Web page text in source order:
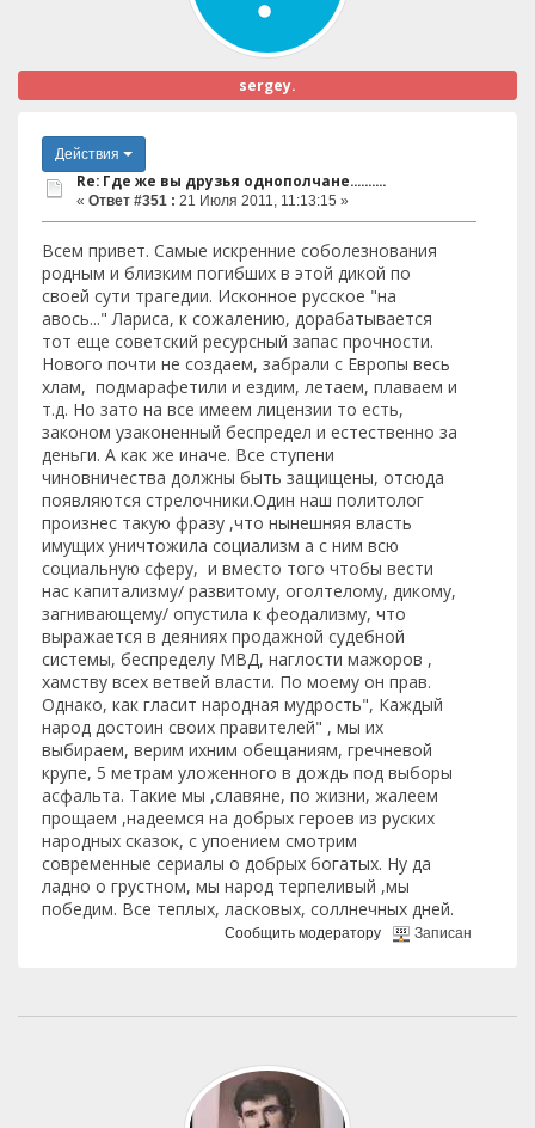
sergey.
Действия
Re: Где же вы друзья однополчане..........
« Ответ #351 : 21 Июля 2011, 11:13:15 »
Всем привет. Самые искренние соболезнования
родным и близким погибших в этой дикой по
своей сути трагедии. Исконное русское "на
авось..." Лариса, к сожалению, дорабатывается
тот еще советский ресурсный запас прочности.
Нового почти не создаем, забрали с Европы весь
хлам, подмарафетили и ездим, летаем, плаваем и
т.д. Но зато на все имеем лицензии то есть,
законом узаконенный беспредел и естественно за
деньги. А как же иначе. Все ступени
чиновничества должны быть защищены, отсюда
появляются стрелочники.Один наш политолог
произнес такую фразу ,что нынешняя власть
имущих уничтожила социализм а с ним всю
социальную сферу, и вместо того чтобы вести
нас капитализму/ развитому, оголтелому, дикому,
загнивающему/ опустила к феодализму, что
выражается в деяниях продажной судебной
системы, беспределу МВД, наглости мажоров ,
хамству всех ветвей власти. По моему он прав.
Однако, как гласит народная мудрость", Каждый
народ достоин своих правителей" , мы их
выбираем, верим ихним обещаниям, гречневой
крупе, 5 метрам уложенного в дождь под выборы
асфальта. Такие мы ,славяне, по жизни, жалеем
прощаем ,надеемся на добрых героев из руских
народных сказок, с упоением смотрим
современные сериалы о добрых богатых. Ну да
ладно о грустном, мы народ терпеливый ,мы
победим. Все теплых, ласковых, соллнечных дней.
Сообщить модератору Записан